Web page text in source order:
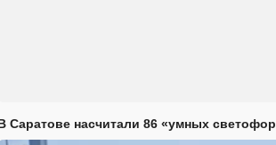
Саратове насчитали 86 «умных